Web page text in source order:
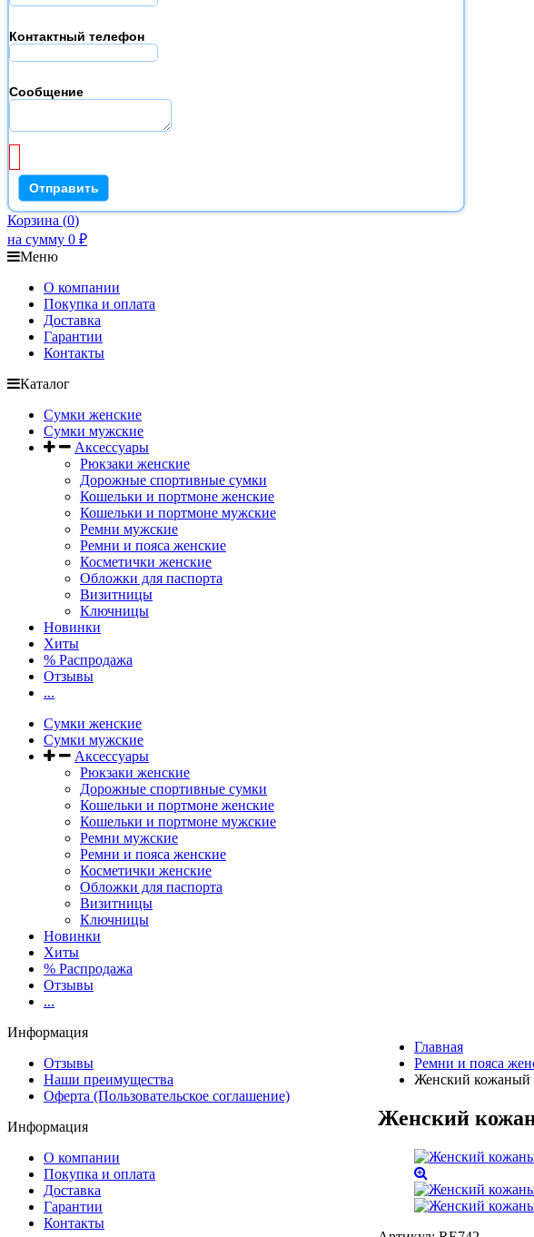
Контактный телефон
Сообщение
Корзина (0)
на сумму 0 ₽
Меню
О компании
Покупка и оплата
Доставка
Гарантии
Контакты
Каталог
Сумки женские
Сумки мужские
Аксессуары
Рюкзаки женские
Дорожные спортивные сумки
Кошельки и портмоне женские
Кошельки и портмоне мужские
Ремни мужские
Ремни и пояса женские
Косметички женские
Обложки для паспорта
Визитницы
Ключницы
Новинки
Хиты
% Распродажа
Отзывы
...
Сумки женские
Сумки мужские
Аксессуары
Рюкзаки женские
Дорожные спортивные сумки
Кошельки и портмоне женские
Кошельки и портмоне мужские
Ремни мужские
Ремни и пояса женские
Косметички женские
Обложки для паспорта
Визитницы
Ключницы
Новинки
Хиты
% Распродажа
Отзывы
...
Главная
Ремни и пояса
Женский кожаный
Женский
Информация
Отзывы
Наши преимущества
Оферта (Пользовательское соглашение)
Информация
О компании
Покупка и оплата
Доставка
Гарантии
Контакты